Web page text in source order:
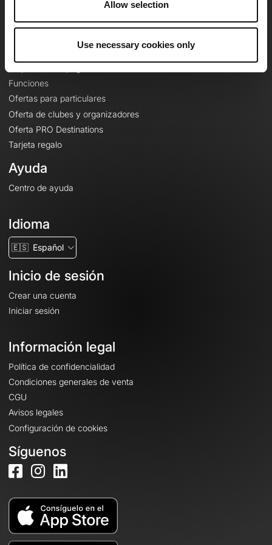
Allow selection
Use necessary cookies only
Le Mag'
Funciones
Ofertas para particulares
Oferta de clubes y organizadores
Oferta PRO Destinations
Tarjeta regalo
Ayuda
Centro de ayuda
Idioma
🇪🇸 Español
Inicio de sesión
Crear una cuenta
Iniciar sesión
Información legal
Política de confidencialidad
Condiciones generales de venta
CGU
Avisos legales
Configuración de cookies
Síguenos